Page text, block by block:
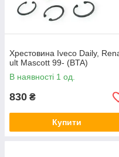
Хрестовина Iveco Daily,
ult Mascott 99- (BTA)
В наявності 1 од.
830 ₴
Купити